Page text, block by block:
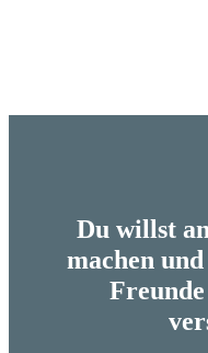
Du willst
machen